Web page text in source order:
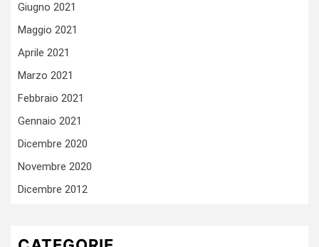
Giugno 2021
Maggio 2021
Aprile 2021
Marzo 2021
Febbraio 2021
Gennaio 2021
Dicembre 2020
Novembre 2020
Dicembre 2012